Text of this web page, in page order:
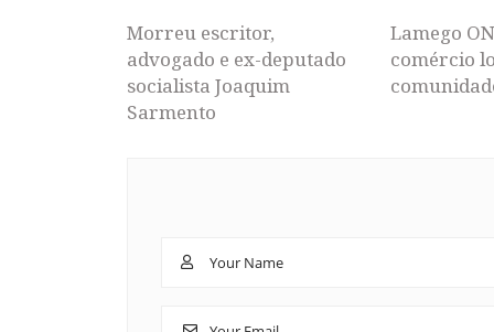
Morreu escritor,
advogado e ex-deputado
socialista Joaquim
Sarmento
Lamego
comércio